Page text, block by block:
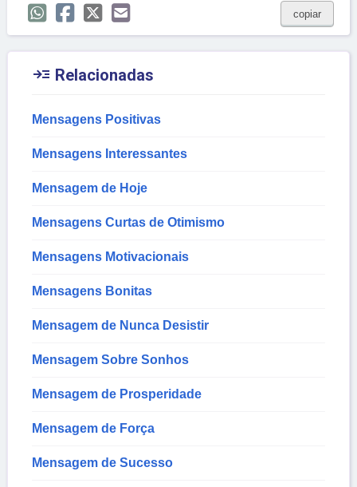
copiar
 Relacionadas
Mensagens Positivas
Mensagens Interessantes
Mensagem de Hoje
Mensagens Curtas de Otimismo
Mensagens Motivacionais
Mensagens Bonitas
Mensagem de Nunca Desistir
Mensagem Sobre Sonhos
Mensagem de Prosperidade
Mensagem de Força
Mensagem de Sucesso